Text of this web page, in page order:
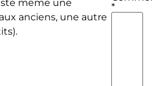
même une
anciens, une autre
*